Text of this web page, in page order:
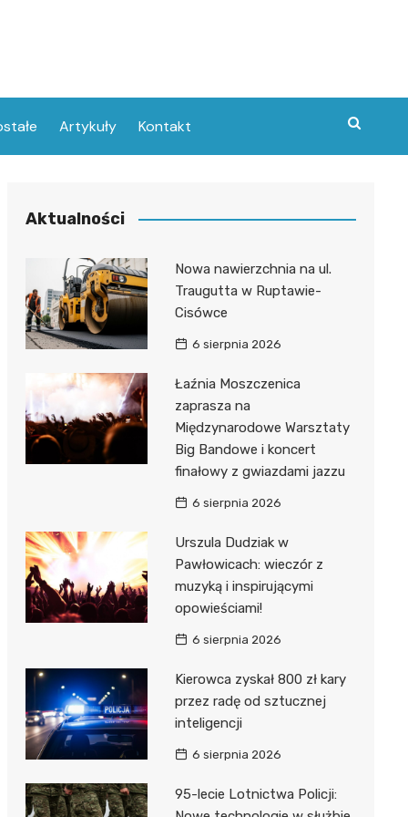
Artykuły Kontakt
Aktualności
Nowa nawierzchnia na ul.
Traugutta w Ruptawie-
Cisówce
6 sierpnia 2026
Łaźnia Moszczenica
zaprasza na
Międzynarodowe Warsztaty
Big Bandowe i koncert
finałowy z gwiazdami jazzu
6 sierpnia 2026
Urszula Dudziak w
Pawłowicach: wieczór z
muzyką i inspirującymi
opowieściami!
6 sierpnia 2026
Kierowca zyskał 800 zł kary
przez radę od sztucznej
inteligencji
6 sierpnia 2026
95-lecie Lotnictwa Policji: